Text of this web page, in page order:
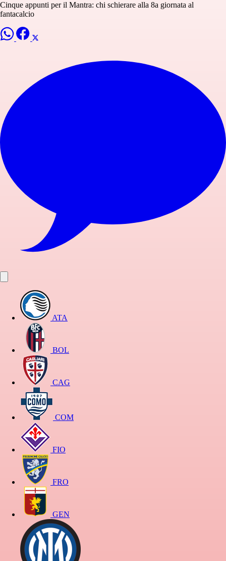
Cinque appunti per il Mantra: chi schierare alla 8a giornata al
fantacalcio
ATA
BOL
CAG
COM
FIO
FRO
GEN